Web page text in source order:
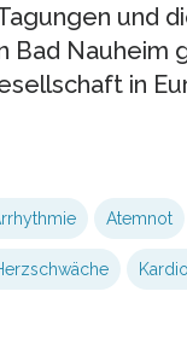
und
Bad
in
Atemnot